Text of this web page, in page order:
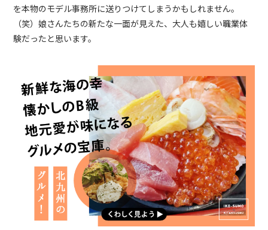
を本物のモデル事務所に送りつけてしまうかもしれません。
（笑）娘さんたちの新たな一面が見えた、大人も嬉しい職業体
験だったと思います。